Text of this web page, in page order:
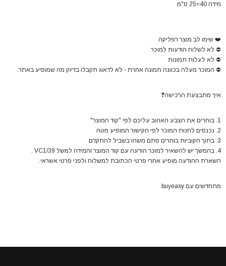
מידה 40=25 ס"מ
❤️ שימו לב מוצר רפליקה
⛔ לא לשלוח הודעות למוכר
⛔ לא לעלות תמונות
⛔ המוכר מעלה בכוונה תמונה אחרת - לא לדאוג תקבלו בדיוק מה שמופיע באתר.
איך מתבצעת הרכישה❓
1. בוחרים את הצבע האהוב עליכם לפי "קוד המוצר"
2. נכנסים לחנות המוכר לפי הקישור המופיע מטה
3. בתוך הקוביות בוחרים סתם משהו בשביל להתקדם
4. בהמשך יש להשאיר למוכר הודעה עם קוד המוצר והמידה למשל VC1/39 .
השארת ההודעה מופיע אחרי פרטי הכתובת למשלוח ולפני פרטי אשראי.
מתחדשים עם buyeasy